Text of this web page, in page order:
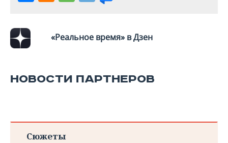
«Реальное время» в Дзен
НОВОСТИ ПАРТНЕРОВ
Сюжеты